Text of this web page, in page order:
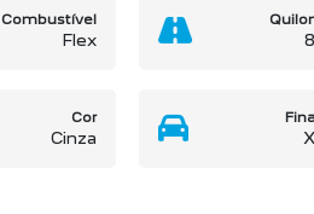
Combustível
Flex
Cor
Cinza